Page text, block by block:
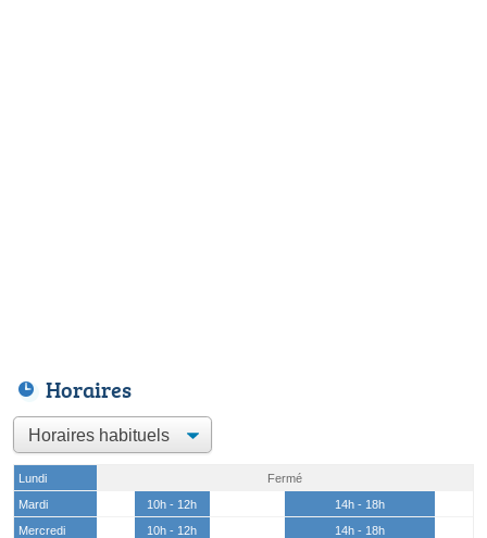
Horaires
Lundi
Fermé
Mardi
10h - 12h
14h - 18h
Mercredi
10h - 12h
14h - 18h